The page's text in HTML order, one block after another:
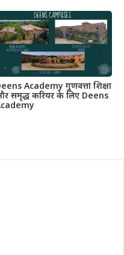
Academy गुणवत्ता शिक्षा
समृद्ध करियर के लिए Deens